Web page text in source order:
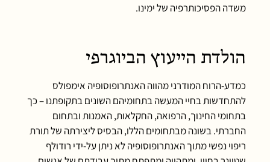
משדה הפסיכותרפיה של ימינו.
הולדת הייעוץ הביוגרפי
כמדע-הרוח המודרני מהווה האנתרופוסופיה אימפולס
להתחדשות בחיי המעשה בתחומיהם השונים בתקופתנו – כך
בתחומי החינוך, הרפואה, החקלאות, האמנות ובתחום
החברתי. בשונה מבתחומים הללו, הבסיס ליצירתה של תורת
ריפוי נפשי מתוך האנתרופוסופיה לא ניתן על-ידי רודולף